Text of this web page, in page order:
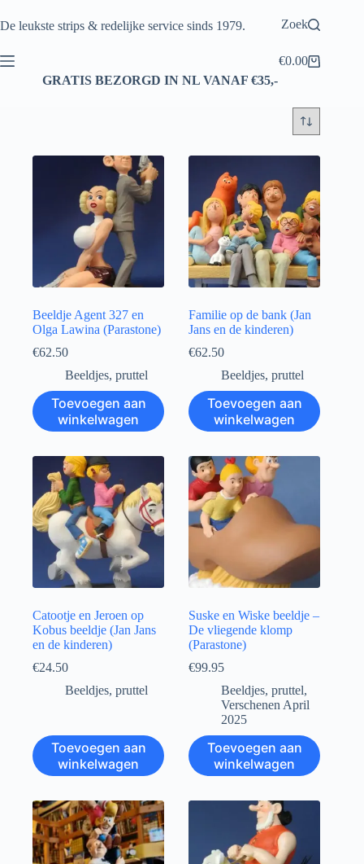
naar
De leukste strips & redelijke service sinds 1979. Zoek
Winkelwagen
€0.00
GRATIS BEZORGD IN NL VANAF €35,-
Beeldje Agent 327 en
Olga Lawina (Parastone)
€62.50
Beeldjes, pruttel
Toevoegen aan
winkelwagen
Familie op de bank (Jan
Jans en de kinderen)
€62.50
Beeldjes,pruttel
Toevoegen aan
winkelwagen
Catootje en Jeroen op
Kobus beeldje (Jan Jans
en de kinderen)
€24.50
Beeldjes, pruttel
Toevoegen aan
winkelwagen
Suske en Wiske beeldje –
De vliegende klomp
(Parastone)
€99.95
Beeldjes,pruttel,
Verschenen April
2025
Toevoegen aan
winkelwagen